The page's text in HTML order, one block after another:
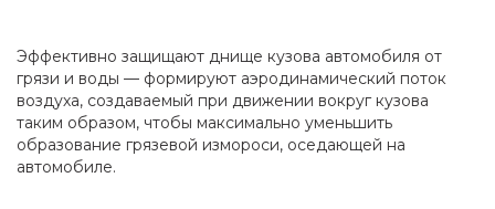
Эффективно защищают днище кузова автомобиля от
грязи и воды — формируют аэродинамический поток
воздуха, создаваемый при движении вокруг кузова
таким образом, чтобы максимально уменьшить
образование грязевой измороси, оседающей на
автомобиле.